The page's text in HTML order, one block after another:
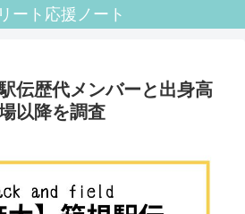
ート応援ノート
伝歴代メンバーと出身高
以降を調査